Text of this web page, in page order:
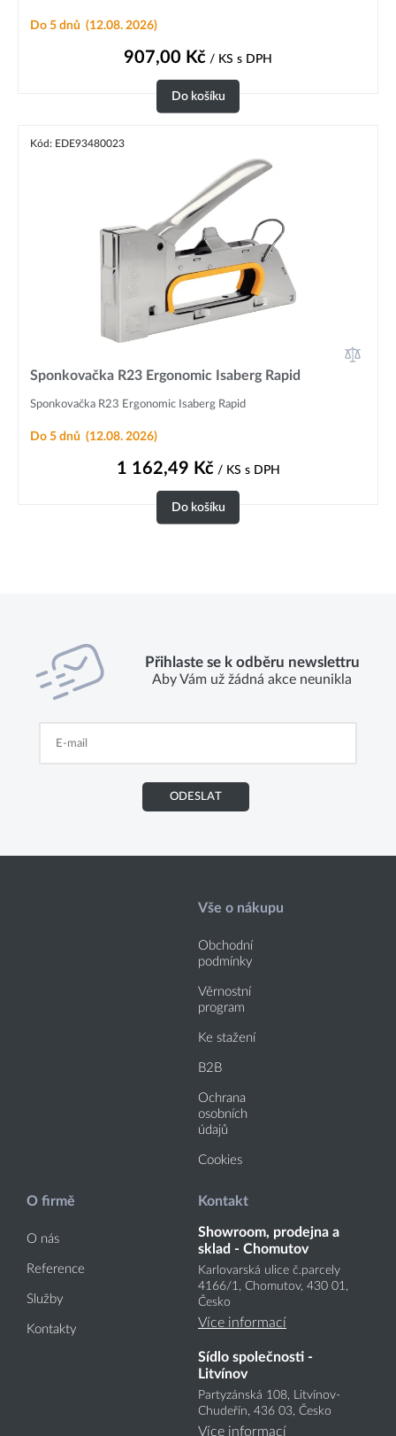
Do 5 dnů (12.08. 2026)
907,00 Kč / KS s DPH
Do košíku
Kód: EDE93480023
Sponkovačka R23 Ergonomic Isaberg Rapid
Sponkovačka R23 Ergonomic Isaberg Rapid
Do 5 dnů (12.08. 2026)
1 162,49 Kč/ KS s DPH
Do košíku
Přihlaste se k odběru newslettru
Aby Vám už žádná akce neunikla
ODESLAT
Vše o nákupu
Obchodní
podmínky
Věrnostní
program
Ke stažení
B2B
Ochrana
osobních
údajů
Cookies
O firmě
O nás
Reference
Služby
Kontakty
Kontakt
Showroom, prodejna a
sklad - Chomutov
Karlovarská ulice č.parcely
4166/1, Chomutov, 430 01,
Česko
Více informací
Sídlo společnosti -
Litvínov
Partyzánská 108, Litvínov-
Chudeřín, 436 03, Česko
Více informací